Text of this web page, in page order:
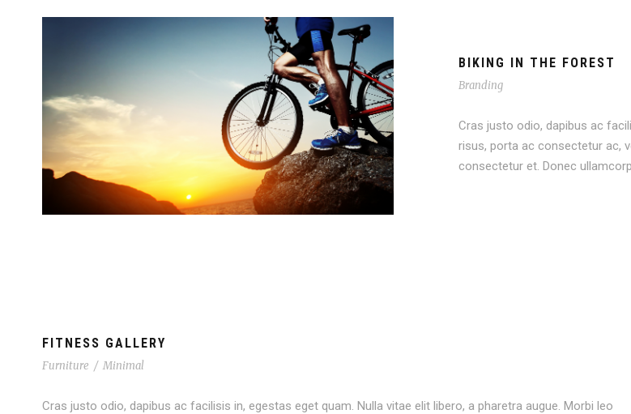
BIKING IN THE FOREST
Branding
Cras justo odio, dapibus ac
risus, porta ac consectetur ac,
consectetur et. Donec
FITNESS GALLERY
Furniture / Minimal
Cras justo odio, dapibus ac facilisis in, egestas eget quam. Nulla vitae elit libero, a pharetra augue. Morbi leo